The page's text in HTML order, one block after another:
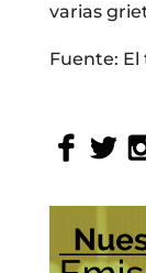
varias
Fuente: